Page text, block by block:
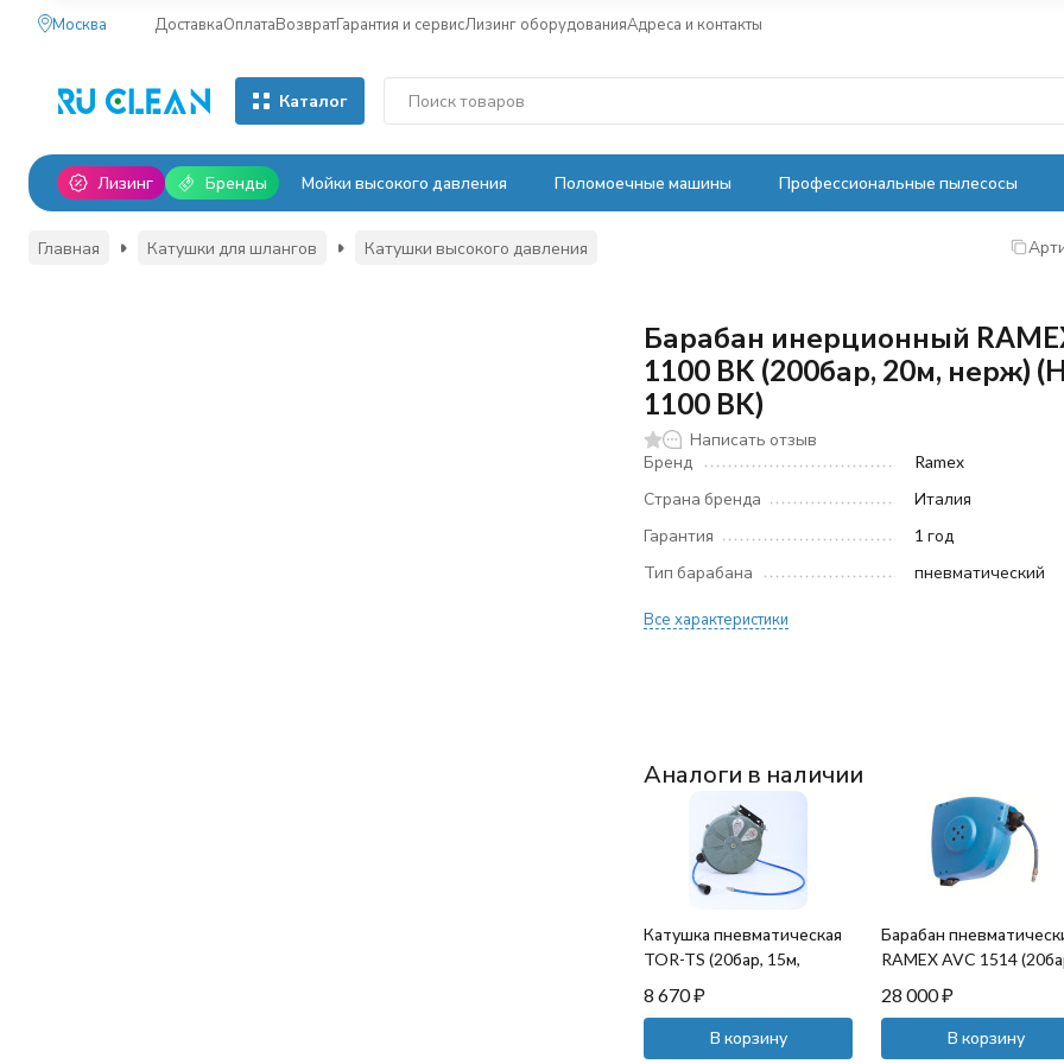
Москва ДоставкаОплатаВозвратГарантия и сервисЛизинг оборудованияАдреса и контакты
Каталог
Лизинг Бренды Мойки высокого давления Поломоечные машины Профессиональные пылесосы
Главная Катушки для шлангов Катушки высокого давления
Барабан инерционный
1100 BK (200бар, 20м, нерж)
1100 BK)
Написать отзыв
Бренд
Ramex
Страна бренда
Италия
Гарантия
1 год
Тип барабана
пневматический
Все характеристики
Аналоги в наличии
Катушка пневматическая
TOR-TS (20бар, 15м,
8 670₽
В корзину
Барабан
RAMEX AVC 1514
15м, пласт)
28 000₽
В корзину